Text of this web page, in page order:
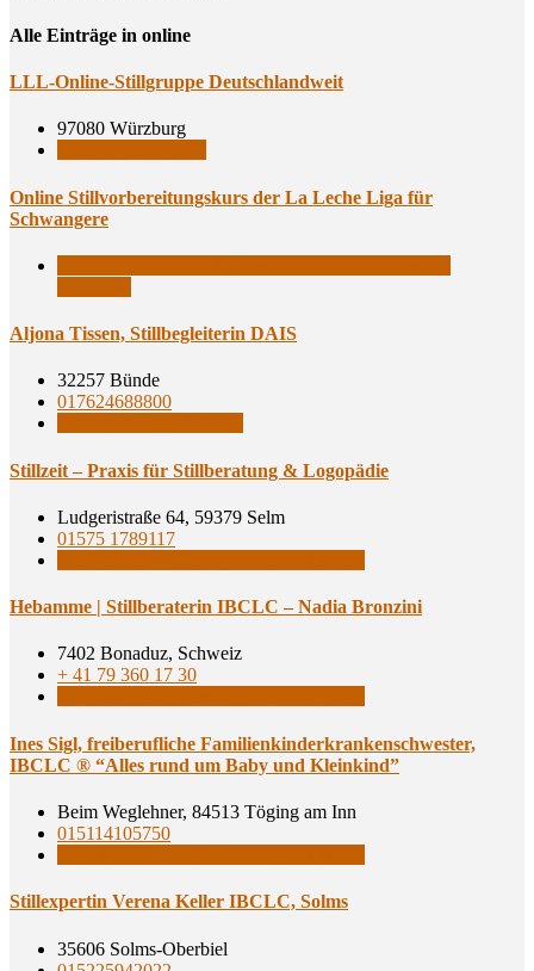
Alle Einträge in online
LLL-Online-Still­grup­pe Deutschlandweit
97080 Würzburg
Online Still­vor­be­rei­tungs­kurs der La Leche Liga für
Schwangere
Aljo­na Tis­sen, Still­be­glei­te­rin DAIS
32257 Bünde
017624688800
Still­zeit – Pra­xis für Still­be­ra­tung & Logopädie
Ludgeristraße 64, 59379 Selm
01575 1789117
Heb­am­me | Still­be­ra­te­rin IBCLC – Nadia Bronzini
7402 Bonaduz, Schweiz
+ 41 79 360 17 30
Ines Sigl, frei­be­ruf­li­che Fami­li­en­kin­der­kran­ken­schwes­ter,
IBCLC ® “Alles rund um Baby und Kleinkind”
Beim Weglehner, 84513 Töging am Inn
015114105750
Still­ex­per­tin Vere­na Kel­ler IBCLC, Solms
35606 Solms-Oberbiel